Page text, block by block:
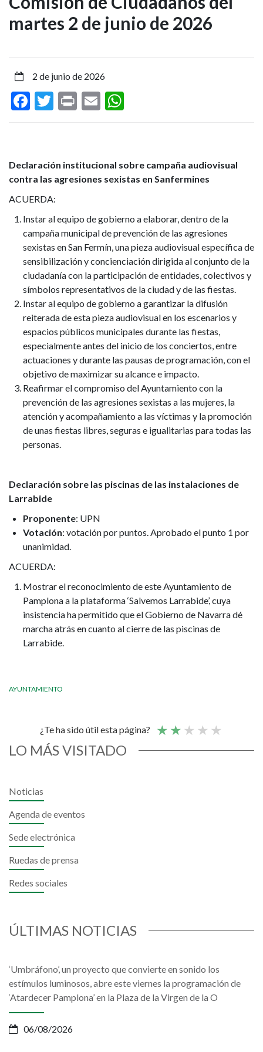
aprobadas
en
Comisión
de
del
martes
2
de
junio
de
2026
martes 2 de junio de 2026
2 de junio de 2026
Facebook
Twitter
PrintEmail
Declaración institucional sobre campaña audiovisual
contra las agresiones sexistas en Sanfermines
ACUERDA:
Instar al equipo de gobierno a elaborar, dentro de la
campaña municipal de prevención de las agresiones
sexistas en San Fermín, una pieza audiovisual específica de
sensibilización y concienciación dirigida al conjunto de la
ciudadanía con la participación de entidades, colectivos y
símbolos representativos de la ciudad y de las fiestas.
Instar al equipo de gobierno a garantizar la difusión
reiterada de esta pieza audiovisual en los escenarios y
espacios públicos municipales durante las fiestas,
especialmente antes del inicio de los conciertos, entre
actuaciones y durante las pausas de programación, con el
objetivo de maximizar su alcance e impacto.
Reafirmar el compromiso del Ayuntamiento con la
prevención de las agresiones sexistas a las mujeres, la
atención y acompañamiento a las víctimas y la promoción
de unas fiestas libres, seguras e igualitarias para todas las
personas.
Declaración sobre las piscinas de las instalaciones de
Larrabide
Proponente: UPN
Votación: votación por puntos. Aprobado el punto 1 por
unanimidad.
ACUERDA:
Mostrar el reconocimiento de este Ayuntamiento de
Pamplona a la plataforma ‘Salvemos Larrabide’, cuya
insistencia ha permitido que el Gobierno de Navarra dé
marcha atrás en cuanto al cierre de las piscinas de
Larrabide.
AYUNTAMIENTO
¿Te ha sido útil esta página?
LO MÁS VISITADO
Noticias
Agenda de eventos
Sede electrónica
Ruedas de prensa
Redes sociales
ÚLTIMAS NOTICIAS
‘Umbráfono’, un proyecto que convierte en sonido los
estímulos luminosos, abre este viernes la programación de
‘Atardecer Pamplona’ en la Plaza de la Virgen de la O
06/08/2026